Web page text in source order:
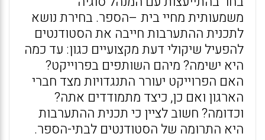
משמעותית מחיי בית –הספר. בחירת נושא
לתכנית ההתערבות חייבה את הסטודנטים
להפעיל שיקולי דעת מקצועיים כגון: עד כמה
היא ישימה? מיהם השותפים בפרוייקט?
האם הפרוייקט יעורר התנגדויות מצד חברי
הארגון ואם כן, כיצד מתמודדים אתה?
וכדומה? חשוב לציין כי תכנית ההתערבות
היא התרומה של הסטודנטים לבתי-הספר.